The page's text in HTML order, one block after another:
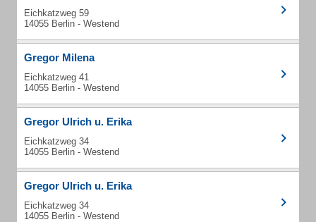
Eichkatzweg 59
14055 Berlin - Westend
Gregor Milena
Eichkatzweg 41
14055 Berlin - Westend
Gregor Ulrich u. Erika
Eichkatzweg 34
14055 Berlin - Westend
Gregor Ulrich u. Erika
Eichkatzweg 34
14055 Berlin - Westend